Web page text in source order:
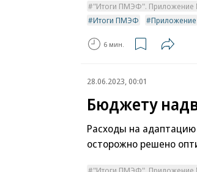
"Итоги ПМЭФ". Приложение
Итоги ПМЭФ
Приложение
6 мин.
28.06.2023, 00:01
Бюджету
Расходы на
осторожно решено